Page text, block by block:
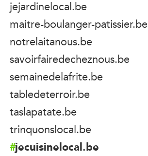
jejardinelocal.be
maitre-boulanger-patissier.be
notrelaitanous.be
savoirfairedecheznous.be
semainedelafrite.be
tabledeterroir.be
taslapatate.be
trinquonslocal.be
jecuisinelocal.be